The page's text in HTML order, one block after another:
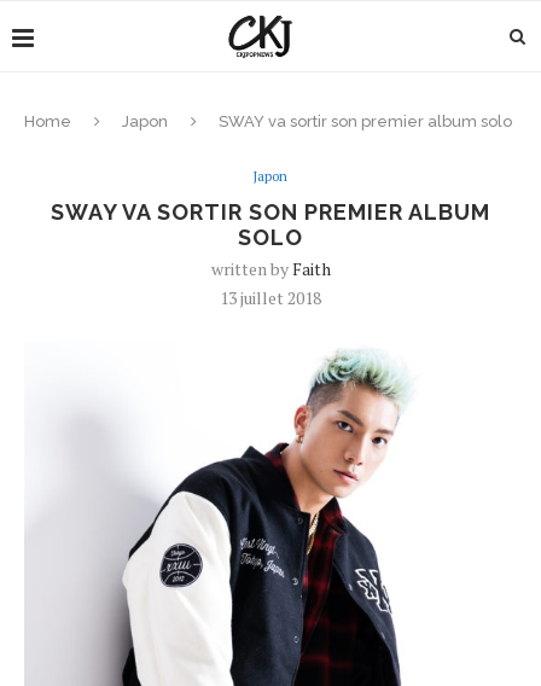
Home Japon SWAY va sortir son premier album solo
Japon
SWAY VA SORTIR SON PREMIER ALBUM
SOLO
written byFaith
13 juillet 2018